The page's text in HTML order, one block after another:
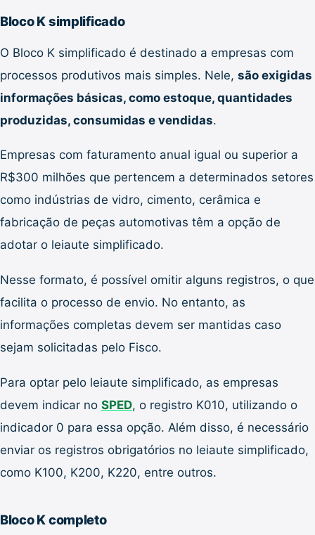
Bloco K simplificado
O Bloco K simplificado é destinado a empresas com
processos produtivos mais simples. Nele, são exigidas
informações básicas, como estoque, quantidades
produzidas, consumidas e vendidas.
Empresas com faturamento anual igual ou superior a
R$300 milhões que pertencem a determinados setores
como indústrias de vidro, cimento, cerâmica e
fabricação de peças automotivas têm a opção de
adotar o leiaute simplificado.
Nesse formato, é possível omitir alguns registros, o que
facilita o processo de envio. No entanto, as
informações completas devem ser mantidas caso
sejam solicitadas pelo Fisco.
Para optar pelo leiaute simplificado, as empresas
devem indicar no SPED, o registro K010, utilizando o
indicador 0 para essa opção. Além disso, é necessário
enviar os registros obrigatórios no leiaute simplificado,
como K100, K200, K220, entre outros.
Bloco K completo